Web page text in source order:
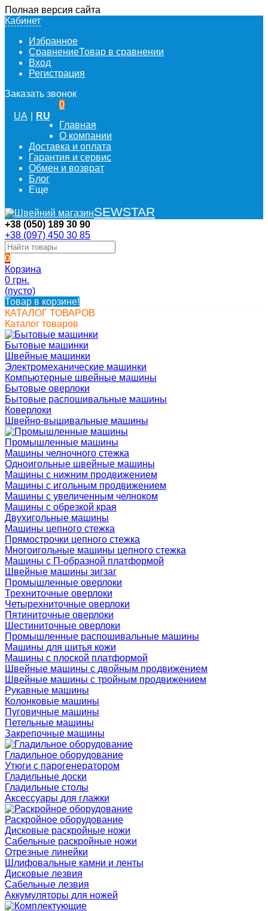
Полная версия сайта
Кабинет
Избранное
СравнениеТовар в сравнении
Вход
Регистрация
Заказать звонок
UA RU
0
Главная
О компании
Доставка и оплата
Гарантия и сервис
Обмен и возврат
Блог
Еще
SEWSTAR
+38 (050) 189 30 90
+38 (097) 450 30 85
0
Корзина
0 грн.
(пусто)
Товар в корзине!
КАТАЛОГ ТОВАРОВ
Каталог товаров
Бытовые машинки
Швейные машинки
Электромеханические машинки
Компьютерные швейные машины
Бытовые оверлоки
Бытовые распошивальные машины
Коверлоки
Швейно-вышивальные машины
Промышленные машины
Машины челночного стежка
Одноигольные швейные машины
Машины с нижним продвижением
Машины с игольным продвижением
Машины с увеличенным челноком
Машины с обрезкой края
Двухигольные машины
Машины цепного стежка
Прямострочки цепного стежка
Многоигольные машины цепного стежка
Машины с П-образной платформой
Швейные машины зигзаг
Промышленные оверлоки
Трехниточные оверлоки
Четырехниточные оверлоки
Пятиниточные оверлоки
Шестиниточные оверлоки
Промышленные распошивальные машины
Машины для шитья кожи
Машины с плоской платформой
Швейные машины с двойным продвижением
Швейные машины с тройным продвижением
Рукавные машины
Колонковые машины
Пуговичные машины
Петельные машины
Закрепочные машины
Гладильное оборудование
Утюги с парогенератором
Гладильные доски
Гладильные столы
Аксессуары для глажки
Раскройное оборудование
Дисковые раскройные ножи
Сабельные раскройные ножи
Отрезные линейки
Шлифовальные камни и ленты
Дисковые лезвия
Сабельные лезвия
Аккумуляторы для ножей